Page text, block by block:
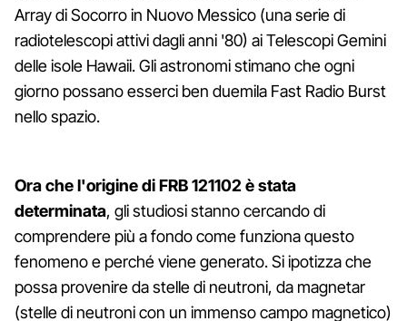
Array di Socorro in Nuovo Messico (una serie di
radiotelescopi attivi dagli anni '80) ai Telescopi Gemini
delle isole Hawaii. Gli astronomi stimano che ogni
giorno possano esserci ben duemila Fast Radio Burst
nello spazio.
Ora che l'origine di FRB 121102 è stata
determinata, gli studiosi stanno cercando di
comprendere più a fondo come funziona questo
fenomeno e perché viene generato. Si ipotizza che
possa provenire da stelle di neutroni, da magnetar
(stelle di neutroni con un immenso campo magnetico)